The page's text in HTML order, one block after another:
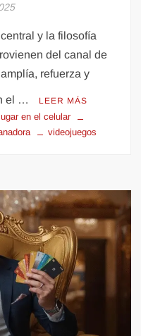
y la filosofía
del canal de
refuerza y
el … LEER MÁS
en el celular
videojuegos